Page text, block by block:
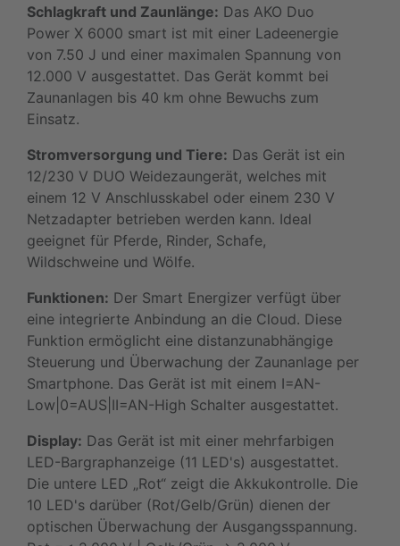
Schlagkraft und Zaunlänge: Das AKO Duo
Power X 6000 smart ist mit einer Ladeenergie
von 7.50 J und einer maximalen Spannung von
12.000 V ausgestattet. Das Gerät kommt bei
Zaunanlagen bis 40 km ohne Bewuchs zum
Einsatz.
Stromversorgung und Tiere: Das Gerät ist ein
12/230 V DUO Weidezaungerät, welches mit
einem 12 V Anschlusskabel oder einem 230 V
Netzadapter betrieben werden kann. Ideal
geeignet für Pferde, Rinder, Schafe,
Wildschweine und Wölfe.
Funktionen: Der Smart Energizer verfügt über
eine integrierte Anbindung an die Cloud. Diese
Funktion ermöglicht eine distanzunabhängige
Steuerung und Überwachung der Zaunanlage per
Smartphone. Das Gerät ist mit einem I=AN-
Low|0=AUS|II=AN-High Schalter ausgestattet.
Display: Das Gerät ist mit einer mehrfarbigen
LED-Bargraphanzeige (11 LED's) ausgestattet.
Die untere LED „Rot“ zeigt die Akkukontrolle. Die
10 LED's darüber (Rot/Gelb/Grün) dienen der
optischen Überwachung der Ausgangsspannung.